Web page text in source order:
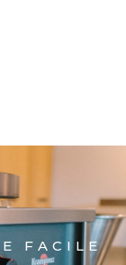
FACILE